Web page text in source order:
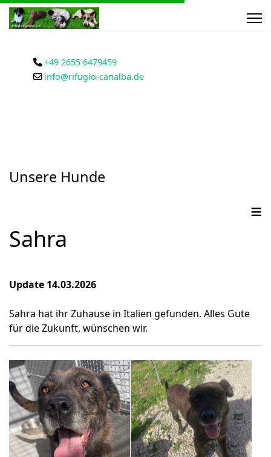
+49 2655 6479459
info@rifugio-canalba.de
Unsere Hunde
≡
Sahra
Update 14.03.2026
Sahra hat ihr Zuhause in Italien gefunden. Alles Gute
für die Zukunft, wünschen wir.